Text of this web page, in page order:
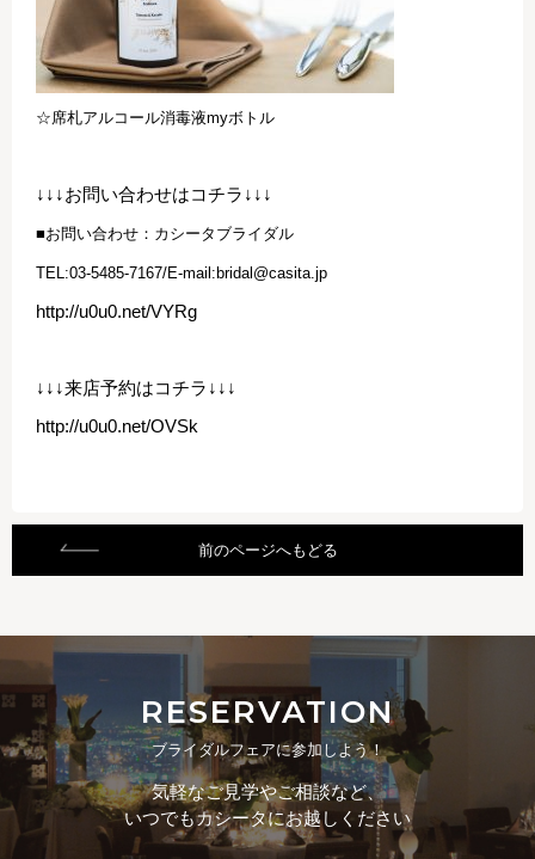
☆席札アルコール消毒液myボトル
↓↓↓お問い合わせはコチラ↓↓↓
■お問い合わせ：カシータブライダル
TEL:03-5485-7167/E-mail:bridal@casita.jp
http://u0u0.net/VYRg
↓↓↓来店予約はコチラ↓↓↓
http://u0u0.net/OVSk
前のページへもどる
RESERVATION
ブライダルフェアに参加しよう！
気軽なご見学やご相談など、
いつでもカシータにお越しください